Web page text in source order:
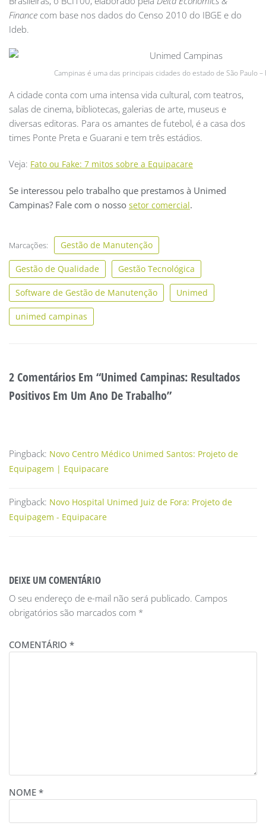
Finance com base nos dados do Censo 2010 do IBGE e do
Ideb.
Campinas é uma das principais cidades do estado de São Paulo –
A cidade conta com uma intensa vida cultural, com teatros,
salas de cinema, bibliotecas, galerias de arte, museus e
diversas editoras. Para os amantes de futebol, é a casa dos
times Ponte Preta e Guarani e tem três estádios.
Veja: Fato ou Fake: 7 mitos sobre a Equipacare
Se interessou pelo trabalho que prestamos à Unimed
Campinas? Fale com o nosso setor comercial.
Marcações: Gestão de Manutenção
Gestão de Qualidade Gestão Tecnológica
Software de Gestão de Manutenção Unimed
unimed campinas
2 Comentários Em “Unimed Campinas: Resultados
Positivos Em Um Ano De Trabalho”
Pingback: Novo Centro Médico Unimed Santos: Projeto de
Equipagem | Equipacare
Pingback: Novo Hospital Unimed Juiz de Fora: Projeto de
Equipagem - Equipacare
DEIXE UM COMENTÁRIO
O seu endereço de e-mail não será publicado. Campos
obrigatórios são marcados com *
COMENTÁRIO *
NOME *